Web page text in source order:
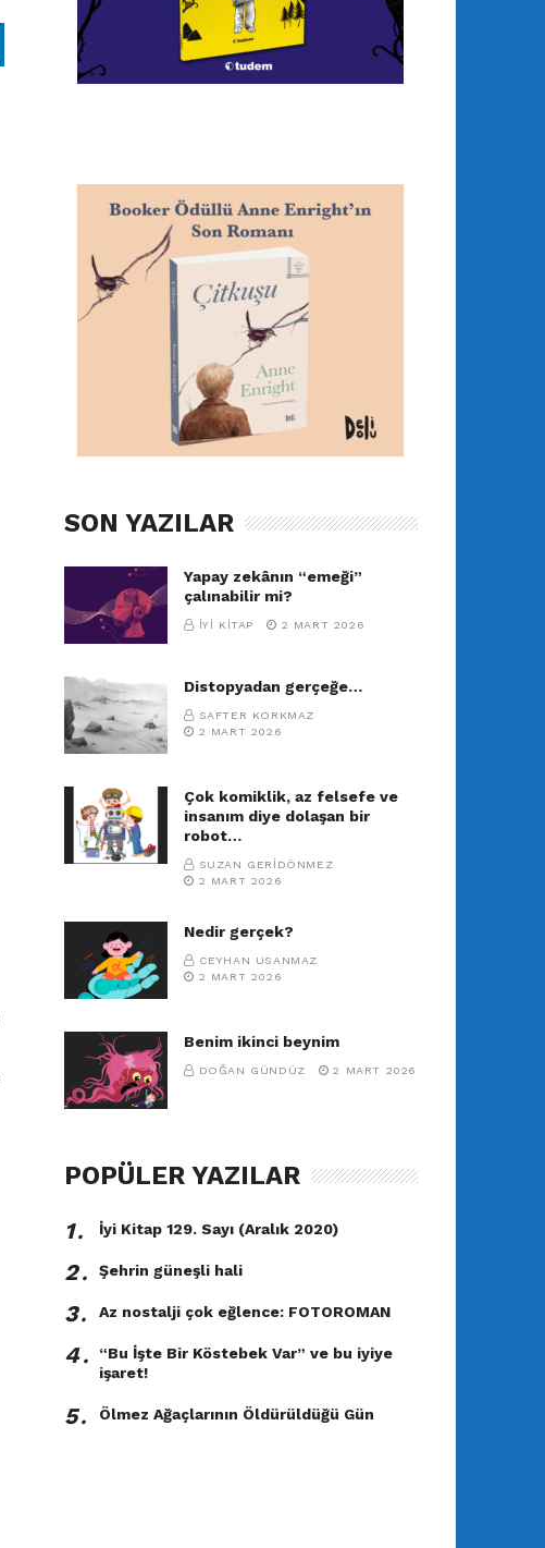
SON YAZILAR
Yapay zekânın “emeği”
çalınabilir mi?
İYI KITAP 2 MART 2026
Distopyadan gerçeğe…
SAFTER KORKMAZ
2 MART 2026
Çok komiklik, az felsefe ve
insanım diye dolaşan bir
robot…
SUZAN GERIDÖNMEZ
2 MART 2026
Nedir gerçek?
CEYHAN USANMAZ
2 MART 2026
Benim ikinci beynim
DOĞAN GÜNDÜZ 2 MART 2026
POPÜLER YAZILAR
1․ İyi Kitap 129. Sayı (Aralık 2020)
2․ Şehrin güneşli hali
3․ Az nostalji çok eğlence: FOTOROMAN
4․
“Bu İşte Bir Köstebek Var” ve bu iyiye
işaret!
5․ Ölmez Ağaçlarının Öldürüldüğü Gün